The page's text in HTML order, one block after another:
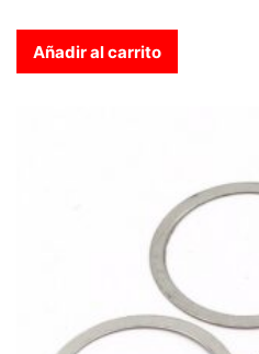
Añadir al carrito